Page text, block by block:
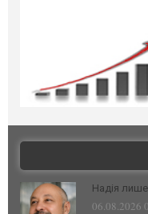
Надія лише
06.08.2026